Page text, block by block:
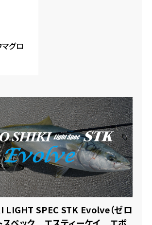
使い続けることができる点で言え
の軽さやジグを操作する操作性。
様々なジグに対応する柔軟性は絶
。
をはじめ青物ジギングで盛り上が
県鳥羽エリア・北海道エリアなど
グシーンでテストを重ねた。
アに通い詰めるアングラーに現場
優先にリアルな釣りの中で何が必
を追求し形にしていった。
たこの竿は、限りなく「これさえあれ
近い仕上がりとなった。
マグロ
LIGHT SPEC STK Evolve（ゼロ